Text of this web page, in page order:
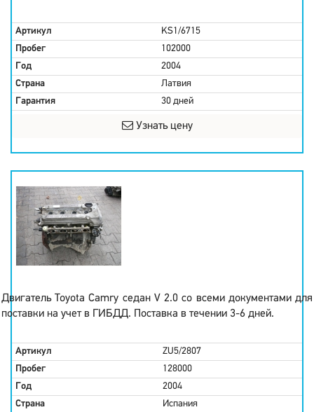
Артикул
KS1/6715
Пробег
102000
Год
2004
Страна
Латвия
Гарантия
30 дней
Узнать цену
Двигатель Toyota Camry седан V 2.0 со всеми документами для
поставки на учет в ГИБДД. Поставка в течении 3-6 дней.
Артикул
ZU5/2807
Пробег
128000
Год
2004
Страна
Испания